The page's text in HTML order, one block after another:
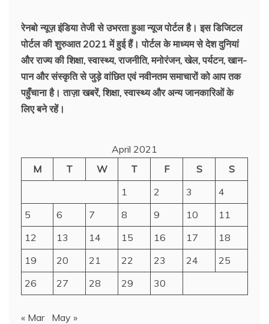
रेनबो न्यूज़ इंडिया तेजी से उभरता हुआ न्‍यूज पोर्टल है। इस डिजिटल
पोर्टल की शुरुआत 2021 में हुई हैं। पोर्टल के माध्यम से देश दुनियां
और राज्य की शिक्षा, स्वास्थ्य, राजनीति, मनोरंजन, खेल, पर्यटन, खान-
पान और संस्कृति से जुड़े वांछित एवं नवीनतम समाचारों को आप तक
पहुँचाना है। ताज़ा खबरें, शिक्षा, स्वास्थ्य और अन्य जानकारिओं के
लिए बने रहें।
April 2021
M
T W T F S
S
1
2 3
4
5
6 7 8 9 10
11
12
13 14 15 16 17
18
19
20 21 22 23 24
25
26
27 28 29 30
« Mar May »